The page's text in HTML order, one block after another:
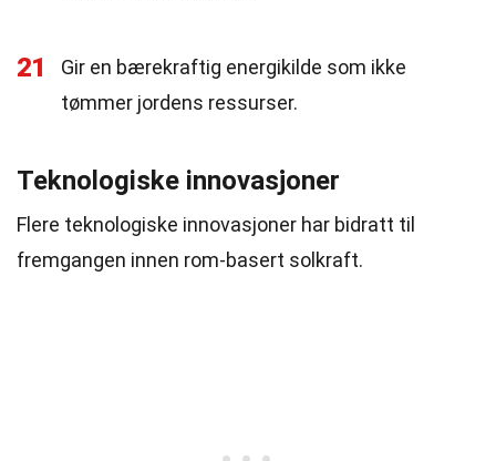
21
Gir en bærekraftig energikilde som ikke
tømmer jordens ressurser.
Teknologiske innovasjoner
Flere teknologiske innovasjoner har bidratt til
fremgangen innen rom-basert solkraft.